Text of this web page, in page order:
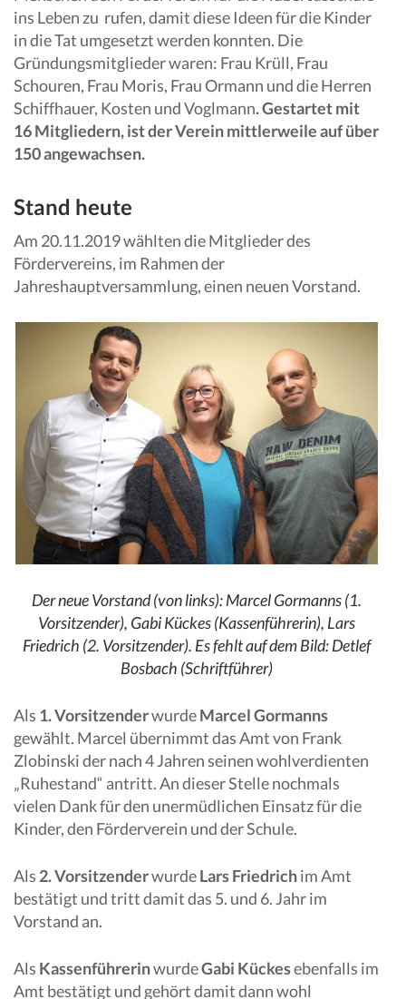
ins Leben zu rufen, damit diese Ideen für die Kinder
in die Tat umgesetzt werden konnten. Die
Gründungsmitglieder waren: Frau Krüll, Frau
Schouren, Frau Moris, Frau Ormann und die Herren
Schiffhauer, Kosten und Voglmann. Gestartet mit
16 Mitgliedern, ist der Verein mittlerweile auf über
150 angewachsen.
Stand heute
Am 20.11.2019 wählten die Mitglieder des
Fördervereins, im Rahmen der
Jahreshauptversammlung, einen neuen Vorstand.
Der neue Vorstand (von links): Marcel Gormanns (1.
Vorsitzender), Gabi Kückes (Kassenführerin), Lars
Friedrich (2. Vorsitzender). Es fehlt auf dem Bild: Detlef
Bosbach (Schriftführer)
Als 1. VorsitzenderwurdeMarcel Gormanns
gewählt. Marcel übernimmt das Amt von Frank
Zlobinski der nach 4 Jahren seinen wohlverdienten
„Ruhestand“ antritt. An dieser Stelle nochmals
vielen Dank für den unermüdlichen Einsatz für die
Kinder, den Förderverein und der Schule.
Als 2. VorsitzenderwurdeLars Friedrichim Amt
bestätigt und tritt damit das 5. und 6. Jahr im
Vorstand an.
Als KassenführerinwurdeGabi Kückesebenfalls im
Amt bestätigt und gehört damit dann wohl